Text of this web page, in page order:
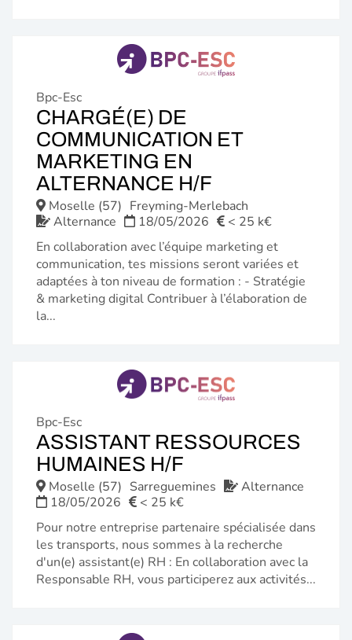
Bpc-Esc
CHARGÉ(E) DE
COMMUNICATION ET
MARKETING EN
ALTERNANCE H/F
FENÊTRE)
Moselle (57) Freyming-Merlebach
Alternance
18/05/2026
< 25 k€
En collaboration avec l’équipe marketing et
communication, tes missions seront variées et
adaptées à ton niveau de formation : - Stratégie
& marketing digital Contribuer à l’élaboration de
la...
Bpc-Esc
ASSISTANT RESSOURCES
HUMAINES H/F
FENÊTRE)
Moselle (57) Sarreguemines
Alternance
18/05/2026
< 25 k€
Pour notre entreprise partenaire spécialisée dans
les transports, nous sommes à la recherche
d'un(e) assistant(e) RH : En collaboration avec la
Responsable RH, vous participerez aux activités...